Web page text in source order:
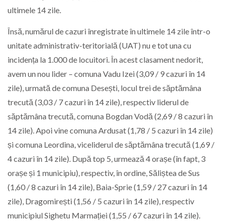
ultimele 14 zile.
Însă, numărul de cazuri înregistrate în ultimele 14 zile într-o
unitate administrativ-teritorială (UAT) nu e tot una cu
incidența la 1.000 de locuitori. În acest clasament nedorit,
avem un nou lider – comuna Vadu Izei (3,09 / 9 cazuri în 14
zile), urmată de comuna Desești, locul trei de săptămâna
trecută (3,03 / 7 cazuri în 14 zile), respectiv liderul de
săptămâna trecută, comuna Bogdan Vodă (2,69 / 8 cazuri în
14 zile). Apoi vine comuna Ardusat (1,78 / 5 cazuri în 14 zile)
și comuna Leordina, viceliderul de săptămâna trecută (1,69 /
4 cazuri în 14 zile). După top 5, urmează 4 orașe (în fapt, 3
orașe și 1 municipiu), respectiv, în ordine, Săliștea de Sus
(1,60 / 8 cazuri în 14 zile), Baia-Sprie (1,59 / 27 cazuri în 14
zile), Dragomirești (1,56 / 5 cazuri în 14 zile), respectiv
municipiul Sighetu Marmației (1,55 / 67 cazuri în 14 zile).